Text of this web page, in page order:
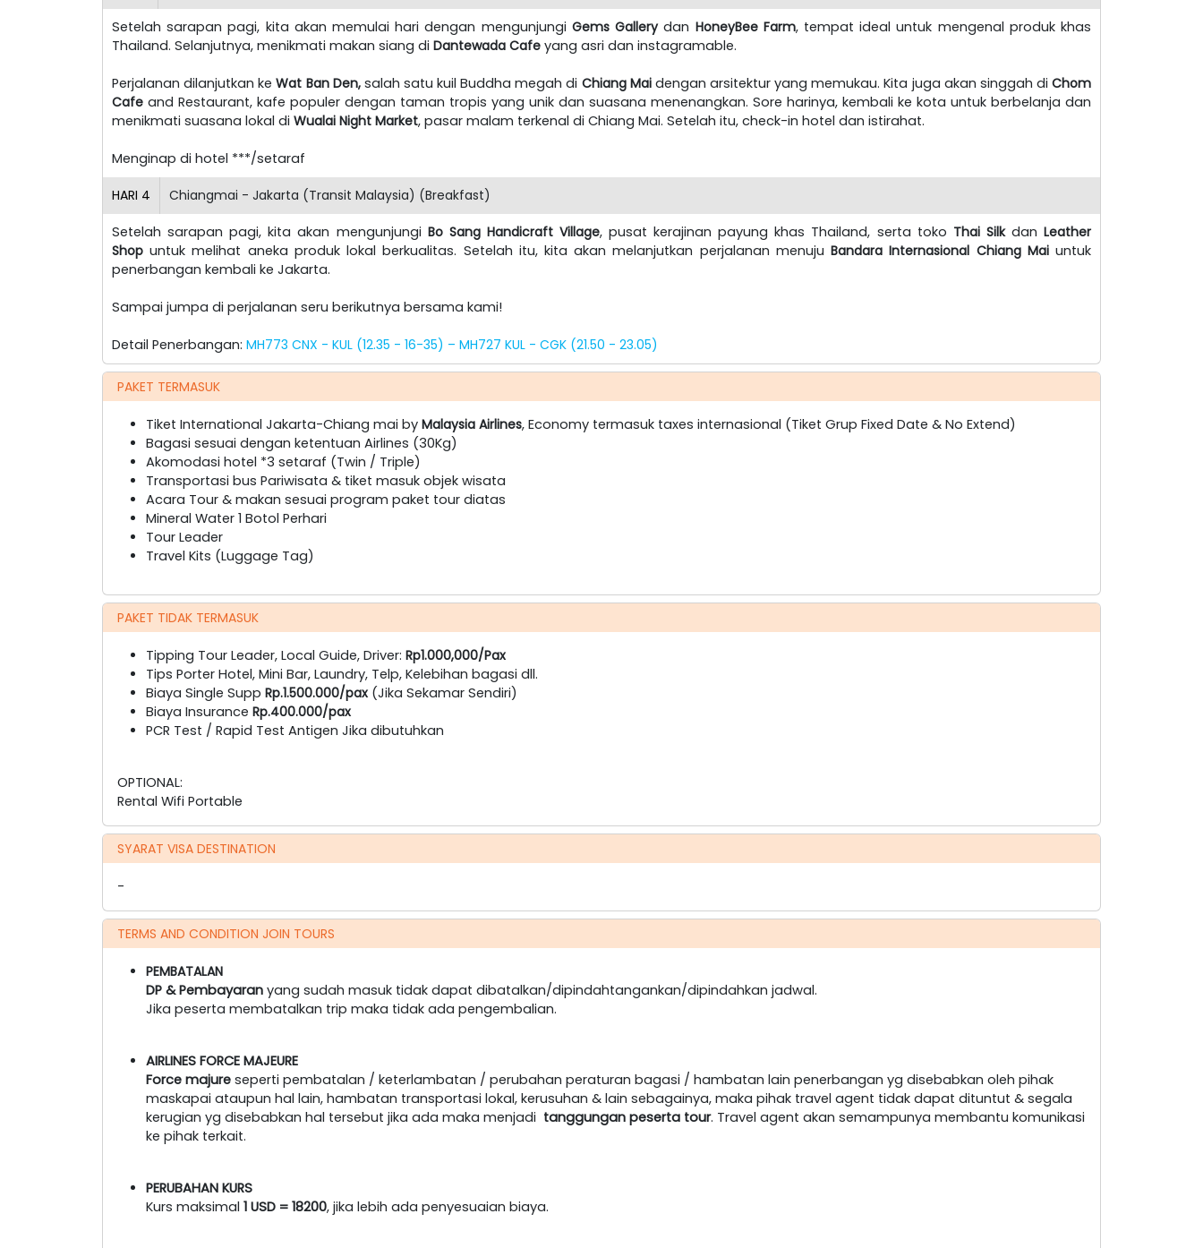
Setelah sarapan pagi, kita akan memulai hari dengan mengunjungi Gems Gallerydan HoneyBee Farm, tempat ideal untuk mengenal produk khas
Thailand. Selanjutnya, menikmati makan siang di Dantewada Cafe yang asri dan instagramable.
Perjalanan dilanjutkan ke Wat Ban Den,salah satu kuil Buddha megah di Chiang Maidengan arsitektur yang memukau. Kita juga akan singgah diChom
Cafe and Restaurant, kafe populer dengan taman tropis yang unik dan suasana menenangkan. Sore harinya, kembali ke kota untuk berbelanja dan
menikmati suasana lokal di Wualai Night Market, pasar malam terkenal di Chiang Mai. Setelah itu, check-in hotel dan istirahat.
Menginap di hotel ***/setaraf
HARI 4 Chiangmai - Jakarta (Transit Malaysia) (Breakfast)
Setelah sarapan pagi, kita akan mengunjungi Bo Sang Handicraft Village, pusat kerajinan payung khas Thailand, serta toko Thai SilkdanLeather
Shop untuk melihat aneka produk lokal berkualitas. Setelah itu, kita akan melanjutkan perjalanan menujuBandara Internasional Chiang Maiuntuk
penerbangan kembali ke Jakarta.
Sampai jumpa di perjalanan seru berikutnya bersama kami!
Detail Penerbangan: MH773 CNX - KUL (12.35 - 16-35) – MH727 KUL - CGK (21.50 - 23.05)
PAKET TERMASUK
Tiket International Jakarta-Chiang mai by Malaysia Airlines, Economy termasuk taxes internasional (Tiket Grup Fixed Date & No Extend)
Bagasi sesuai dengan ketentuan Airlines (30Kg)
Akomodasi hotel *3 setaraf (Twin / Triple)
Transportasi bus Pariwisata & tiket masuk objek wisata
Acara Tour & makan sesuai program paket tour diatas
Mineral Water 1 Botol Perhari
Tour Leader
Travel Kits (Luggage Tag)
PAKET TIDAK TERMASUK
Tipping Tour Leader, Local Guide, Driver: Rp1.000,000/Pax
Tips Porter Hotel, Mini Bar, Laundry, Telp, Kelebihan bagasi dll.
Biaya Single Supp Rp.1.500.000/pax (Jika Sekamar Sendiri)
Biaya Insurance Rp.400.000/pax
PCR Test / Rapid Test Antigen Jika dibutuhkan
OPTIONAL:
Rental Wifi Portable
SYARAT VISA DESTINATION
-
TERMS AND CONDITION JOIN TOURS
PEMBATALAN
DP & Pembayaran yang sudah masuk tidak dapat dibatalkan/dipindahtangankan/dipindahkan jadwal.
Jika peserta membatalkan trip maka tidak ada pengembalian.
AIRLINES FORCE MAJEURE
Force majure seperti pembatalan / keterlambatan / perubahan peraturan bagasi / hambatan lain penerbangan yg disebabkan oleh pihak
maskapai ataupun hal lain, hambatan transportasi lokal, kerusuhan & lain sebagainya, maka pihak travel agent tidak dapat dituntut & segala
kerugian yg disebabkan hal tersebut jika ada maka menjadi tanggungan peserta tour. Travel agent akan semampunya membantu komunikasi
ke pihak terkait.
PERUBAHAN KURS
Kurs maksimal 1 USD = 18200, jika lebih ada penyesuaian biaya.